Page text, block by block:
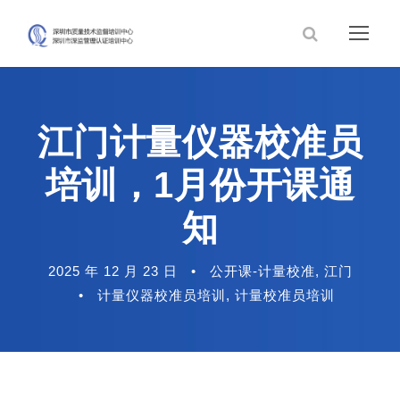
江门计量仪器校准员
培训，1月份开课通
知
2025 年 12 月 23 日 • 公开课-计量校准, 江门
•
计量仪器校准员培训 , 计量校准员培训